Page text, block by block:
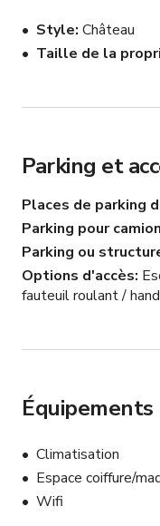
Style Château
Taille de la
Parking et
Places de parking
Parking pour
Parking ou
Options d'accès
fauteuil roulant /
Équipements
Climatisation
Espace coiffure/
Wifi